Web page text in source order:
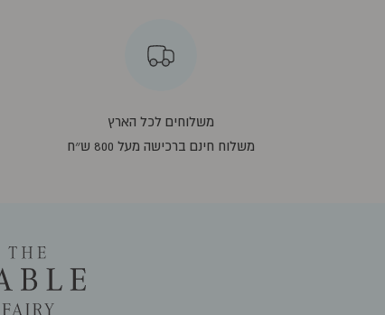
משלוחים לכל הארץ
משלוח חינם ברכישה מעל 800 ש״ח